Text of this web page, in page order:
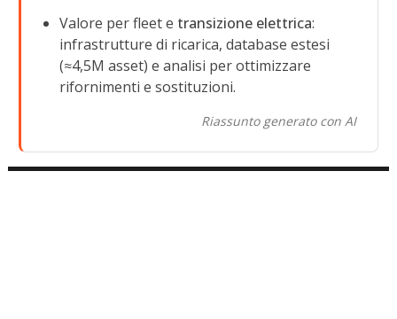
Valore per fleet e transizione elettrica:
infrastrutture di ricarica, database estesi
(≈4,5M asset) e analisi per ottimizzare
rifornimenti e sostituzioni.
Riassunto generato con AI